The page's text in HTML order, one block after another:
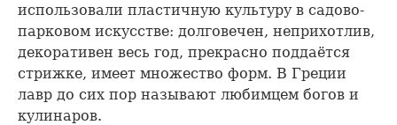
использовали пластичную культуру в садово-
парковом искусстве: долговечен, неприхотлив,
декоративен весь год, прекрасно поддаётся
стрижке, имеет множество форм. В Греции
лавр до сих пор называют любимцем богов и
кулинаров.